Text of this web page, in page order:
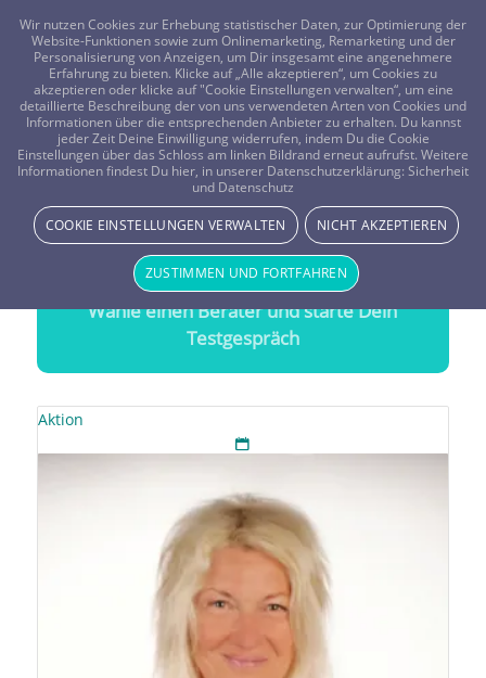
FRAGEN? KOSTENLOS ANRUFEN: 0800-8478266
Numerologen für Liebe & Partnerschaft
Treffsichere Beratung durchNumerologen für Liebe &
20 Minuten gratis Testen
Wähle einen Berater und starte Dein
Testgespräch
Aktion
Wir nutzen Cookies zur Erhebung statistischer Daten, zur Optimierung der
Website-Funktionen sowie zum Onlinemarketing, Remarketing und der
Personalisierung von Anzeigen, um Dir insgesamt eine angenehmere
Erfahrung zu bieten. Klicke auf „Alle akzeptieren“, um Cookies zu
akzeptieren oder klicke auf "Cookie Einstellungen verwalten“, um eine
detaillierte Beschreibung der von uns verwendeten Arten von Cookies und
Informationen über die entsprechenden Anbieter zu erhalten. Du kannst
jeder Zeit Deine Einwilligung widerrufen, indem Du die Cookie
Einstellungen über das Schloss am linken Bildrand erneut aufrufst. Weitere
Informationen findest Du hier, in unserer Datenschutzerklärung: Sicherheit
und Datenschutz
COOKIE EINSTELLUNGEN VERWALTEN NICHT AKZEPTIEREN
ZUSTIMMEN UND FORTFAHREN